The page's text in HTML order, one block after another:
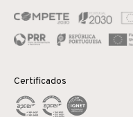
Certificados